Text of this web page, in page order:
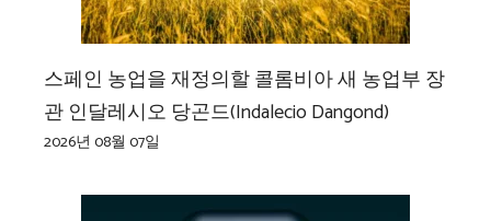
스페인 농업을 재정의할 콜롬비아 새 농업부 장
관 인달레시오 당곤드(Indalecio Dangond)
2026년 08월 07일